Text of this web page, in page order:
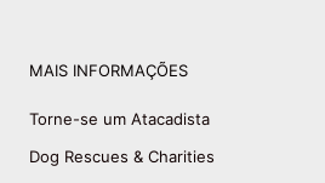
MAIS INFORMAÇÕES
Torne-se um Atacadista
Dog Rescues & Charities